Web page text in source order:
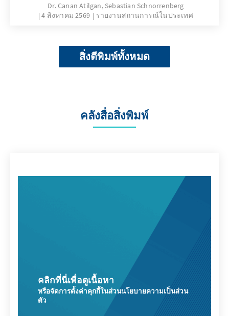
Dr. Canan Atilgan, Sebastian Schnorrenberg
4 สิงหาคม 2569
รายงานสถานการณ์ในประเทศ
สิ่งตีพิมพ์ทั้งหมด
คลังสื่อสิ่งพิมพ์
คลิกที่นี่เพื่อดูเนื้อหา
หรือจัดการตั้งค่าคุกกี้ในส่วนนโยบายความเป็นส่วน
ตัว